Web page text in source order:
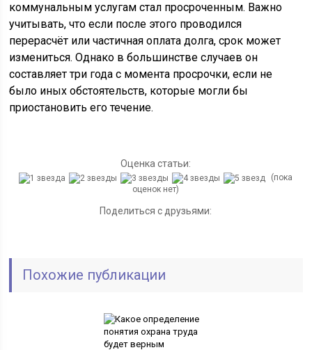
коммунальным услугам стал просроченным. Важно
учитывать, что если после этого проводился
перерасчёт или частичная оплата долга, срок может
измениться. Однако в большинстве случаев он
составляет три года с момента просрочки, если не
было иных обстоятельств, которые могли бы
приостановить его течение.
Оценка статьи:
(пока
оценок нет)
Поделиться с друзьями:
Похожие публикации